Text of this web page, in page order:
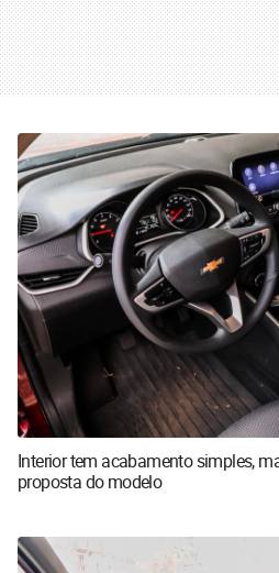
Interior tem acabamento simples,
proposta do modelo